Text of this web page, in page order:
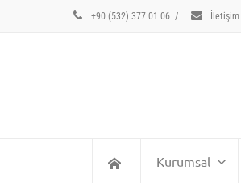
+90 (532) 377 01 06 / İletişim
Kurumsal